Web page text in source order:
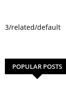
3/related/default
POPULAR POSTS